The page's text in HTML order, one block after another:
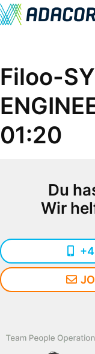
Benefits, Kultur &
Lerne uns kennen
Karriere
Offene Stellen
Filoo-
01:20
Du
Wir